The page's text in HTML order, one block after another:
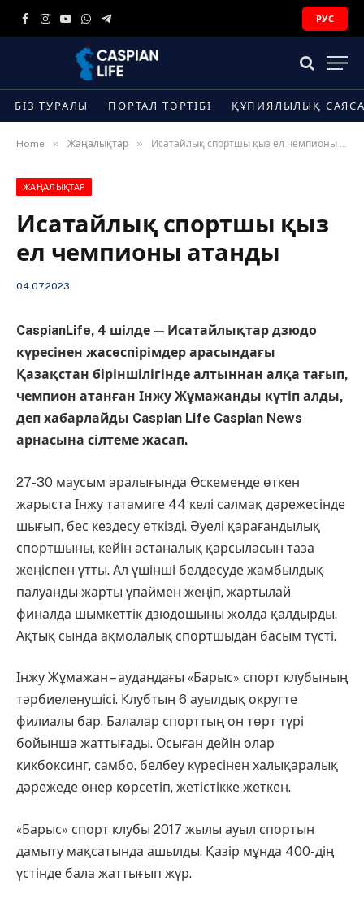
Facebook
Instagram
YouTube
WhatsApp
Telegram
РУС
БІЗ ТУРАЛЫ ПОРТАЛ ТӘРТІБІ ҚҰПИЯЛЫЛЫҚ
Home » Жаңалықтар » Исатайлық спортшы қыз ел чемпионы атанды
ЖАҢАЛЫҚТАР
Исатайлық спортшы қыз
ел чемпионы атанды
04.07.2023
CaspianLife, 4 шілде — Исатайлықтар дзюдо
күресінен жасөспірімдер арасындағы
Қазақстан біріншілігінде алтыннан алқа тағып,
чемпион атанған Інжу Жұмажанды күтіп алды,
деп хабарлайды Caspian Life Caspian News
арнасына сілтеме жасап.
27-30 маусым аралығында Өскеменде өткен
жарыста Інжу татамиге 44 келі салмақ дәрежесінде
шығып, бес кездесу өткізді. Әуелі қарағандылық
спортшыны, кейін астаналық қарсыласын таза
жеңіспен ұтты. Ал үшінші белдесуде жамбылдық
палуанды жарты ұпаймен жеңіп, жартылай
финалда шымкеттік дзюдошыны жолда қалдырды.
Ақтық сында ақмолалық спортшыдан басым түсті.
Інжу Жұмажан – аудандағы «Барыс» спорт клубының
тәрбиеленушісі. Клубтың 6 ауылдық округте
филиалы бар. Балалар спорттың он төрт түрі
бойынша жаттығады. Осыған дейін олар
кикбоксинг, самбо, белбеу күресінен халықаралық
дәрежеде өнер көрсетіп, жетістікке жеткен.
«Барыс» спорт клубы 2017 жылы ауыл спортын
дамыту мақсатында ашылды. Қазір мұнда 400-дің
үстінде бала жаттығып жүр.